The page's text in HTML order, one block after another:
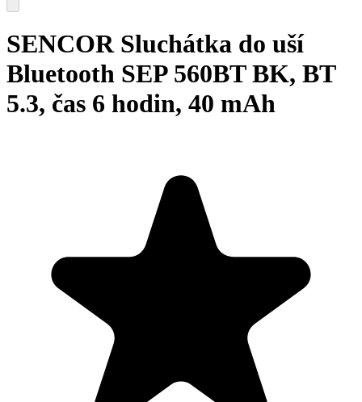
SENCOR Sluchátka do uší
Bluetooth SEP 560BT BK, BT
5.3, čas 6 hodin, 40 mAh